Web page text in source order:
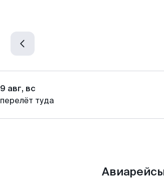
9 авг, вс
перелёт туда